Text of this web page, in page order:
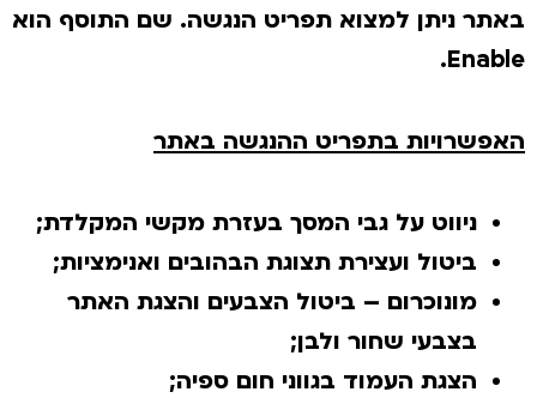
באתר ניתן למצוא תפריט הנגשה. שם התוסף הוא
Enable.
האפשרויות בתפריט ההנגשה באתר
ניווט על גבי המסך בעזרת מקשי המקלדת;
ביטול ועצירת תצוגת הבהובים ואנימציות;
מונוכרום – ביטול הצבעים והצגת האתר
בצבעי שחור ולבן;
הצגת העמוד בגווני חום ספיה;